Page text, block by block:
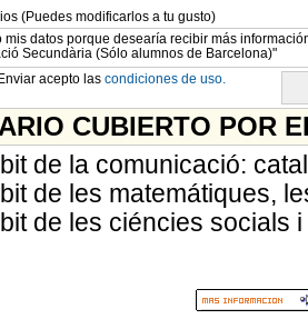
(Puedes modificarlos a tu gusto)
acepto las condiciones de uso.
CUBIERTO POR
de la comunicació:
de les matemátiques,
de les ciéncies socials